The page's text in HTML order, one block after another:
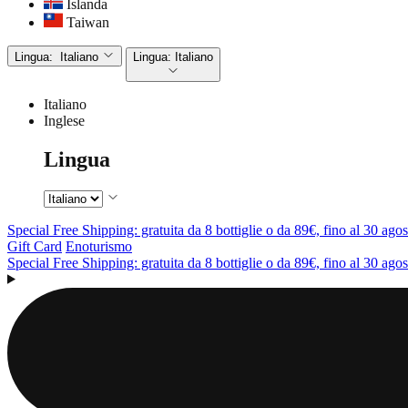
Islanda
Taiwan
Lingua: Italiano Lingua: Italiano
Italiano
Inglese
Lingua
Special Free Shipping: gratuita da 8 bottiglie o da 89€, fino al 30
Gift Card Enoturismo
Special Free Shipping: gratuita da 8 bottiglie o da 89€, fino al 30